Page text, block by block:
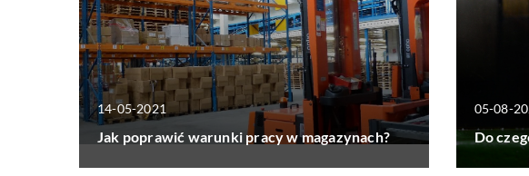
14-05-2021
Jak poprawić warunki pracy w magazynach?
05-08-
Do